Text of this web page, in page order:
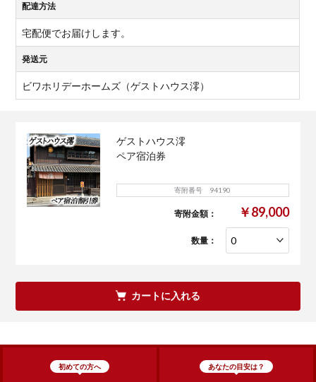
配達方法
宅配便でお届けします。
発送元
ビワホリデーホームズ（ゲストハウス澪）
ゲストハウス澪
ペア宿泊券
寄附番号 94190
寄附金額： ￥89,000
数量：
カートに入れる
初めての方へ あなたの目安は？